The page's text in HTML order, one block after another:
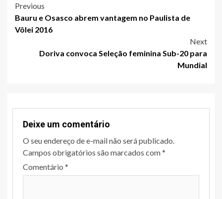
Post
navigation
Previous
Bauru e Osasco abrem vantagem no Paulista de
Vôlei 2016
Next
Doriva convoca Seleção feminina Sub-20 para
Mundial
Deixe um comentário
O seu endereço de e-mail não será publicado.
Campos obrigatórios são marcados com*
Comentário *